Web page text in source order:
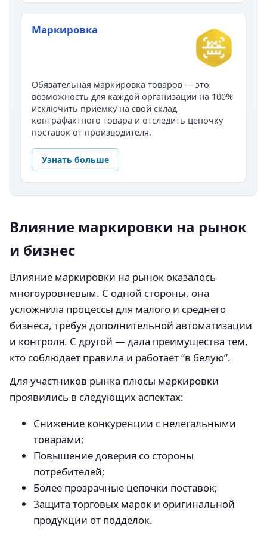
Маркировка
Обязательная маркировка товаров — это
возможность для каждой организации на 100%
исключить приёмку на свой склад
контрафактного товара и отследить цепочку
поставок от производителя.
Узнать больше
Влияние маркировки на рынок
и бизнес
Влияние маркировки на рынок оказалось
многоуровневым. С одной стороны, она
усложнила процессы для малого и среднего
бизнеса, требуя дополнительной автоматизации
и контроля. С другой — дала преимущества тем,
кто соблюдает правила и работает “в белую”.
Для участников рынка плюсы маркировки
проявились в следующих аспектах:
Снижение конкуренции с нелегальными
товарами;
Повышение доверия со стороны
потребителей;
Более прозрачные цепочки поставок;
Защита торговых марок и оригинальной
продукции от подделок.